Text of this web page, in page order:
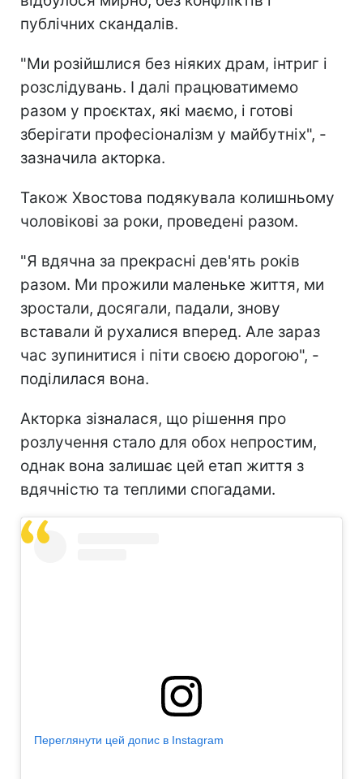
публічних скандалів.
"Ми розійшлися без ніяких драм, інтриг і
розслідувань. І далі працюватимемо
разом у проєктах, які маємо, і готові
зберігати професіоналізм у майбутніх", -
зазначила акторка.
Також Хвостова подякувала колишньому
чоловікові за роки, проведені разом.
"Я вдячна за прекрасні дев'ять років
разом. Ми прожили маленьке життя, ми
зростали, досягали, падали, знову
вставали й рухалися вперед. Але зараз
час зупинитися і піти своєю дорогою", -
поділилася вона.
Акторка зізналася, що рішення про
розлучення стало для обох непростим,
однак вона залишає цей етап життя з
вдячністю та теплими спогадами.
Переглянути цей допис в Instagram